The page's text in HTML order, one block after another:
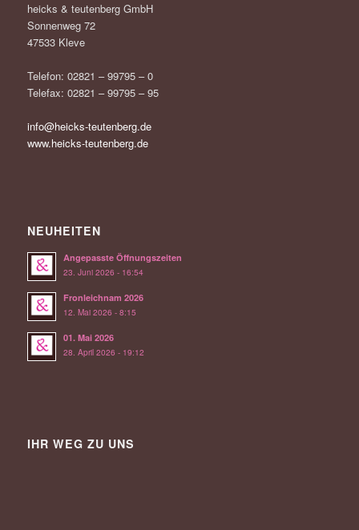
heicks & teutenberg GmbH
Sonnenweg 72
47533 Kleve
Telefon: 02821 – 99795 – 0
Telefax: 02821 – 99795 – 95
info@heicks-teutenberg.de
www.heicks-teutenberg.de
NEUHEITEN
Angepasste Öffnungszeiten
23. Juni 2026 - 16:54
Fronleichnam 2026
12. Mai 2026 - 8:15
01. Mai 2026
28. April 2026 - 19:12
IHR WEG ZU UNS